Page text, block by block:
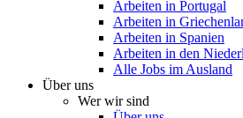
Arbeiten in Portugal
Arbeiten in
Arbeiten in Spanien
Arbeiten in den
Alle Jobs im Ausland
Über uns
Wer wir sind